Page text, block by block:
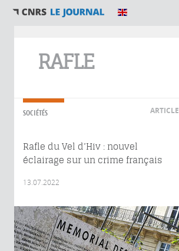
RAFLE
SOCIÉTÉS ARTICLE
Rafle du Vel d’Hiv : nouvel
éclairage sur un crime français
13.07.2022